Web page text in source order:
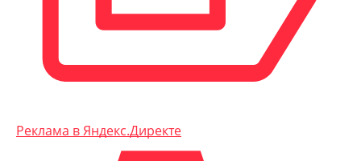
Реклама в Яндекс.Директе